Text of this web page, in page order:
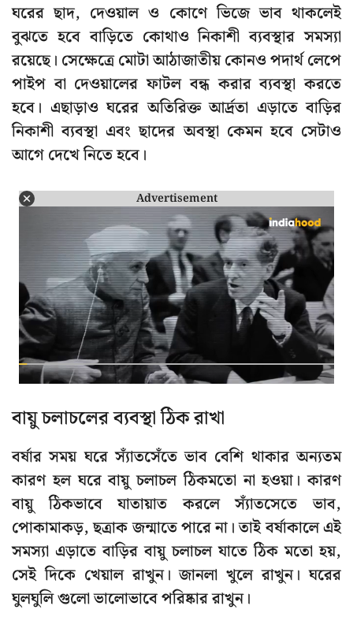
ঘরের ছাদ, দেওয়াল ও কোণে ভিজে ভাব থাকলেই
বুঝতে হবে বাড়িতে কোথাও নিকাশী ব্যবস্থার সমস্যা
রয়েছে। সেক্ষেত্রে মোটা আঠাজাতীয় কোনও পদার্থ লেপে
পাইপ বা দেওয়ালের ফাটল বন্ধ করার ব্যবস্থা করতে
হবে। এছাড়াও ঘরের অতিরিক্ত আর্দ্রতা এড়াতে বাড়ির
নিকাশী ব্যবস্থা এবং ছাদের অবস্থা কেমন হবে সেটাও
আগে দেখে নিতে হবে।
Advertisement
বায়ু চলাচলের ব্যবস্থা ঠিক রাখা
বর্ষার সময় ঘরে স্যাঁতসেঁতে ভাব বেশি থাকার অন্যতম
কারণ হল ঘরে বায়ু চলাচল ঠিকমতো না হওয়া। কারণ
বায়ু ঠিকভাবে যাতায়াত করলে স্যাঁতসেতে ভাব,
পোকামাকড়, ছত্রাক জন্মাতে পারে না। তাই বর্ষাকালে এই
সমস্যা এড়াতে বাড়ির বায়ু চলাচল যাতে ঠিক মতো হয়,
সেই দিকে খেয়াল রাখুন। জানলা খুলে রাখুন। ঘরের
ঘুলঘুলি গুলো ভালোভাবে পরিষ্কার রাখুন।